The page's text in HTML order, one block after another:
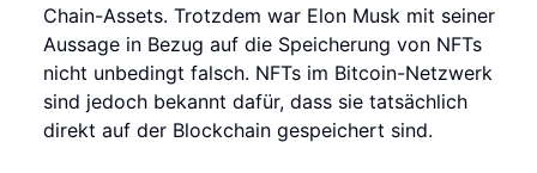
Chain-Assets. Trotzdem war Elon Musk mit seiner
Aussage in Bezug auf die Speicherung von NFTs
nicht unbedingt falsch. NFTs im Bitcoin-Netzwerk
sind jedoch bekannt dafür, dass sie tatsächlich
direkt auf der Blockchain gespeichert sind.